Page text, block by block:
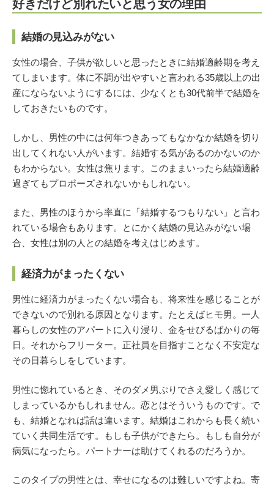
好きだけど別れたいと思う女の理由
結婚の見込みがない
女性の場合、子供が欲しいと思ったときに結婚適齢期を考え
てしまいます。体に不調が出やすいと言われる35歳以上の出
産にならないようにするには、少なくとも30代前半で結婚を
しておきたいものです。
しかし、男性の中には何年つきあってもなかなか結婚を切り
出してくれない人がいます。結婚する気があるのかないのか
もわからない。女性は焦ります。このままいったら結婚適齢
過ぎてもプロポーズされないかもしれない。
また、男性のほうから率直に「結婚するつもりない」と言わ
れている場合もあります。とにかく結婚の見込みがない場
合、女性は別の人との結婚を考えはじめます。
経済力がまったくない
男性に経済力がまったくない場合も、将来性を感じることが
できないので別れる原因となります。たとえばヒモ男。一人
暮らしの女性のアパートに入り浸り、金をせびるばかりの毎
日。それからフリーター。正社員を目指すことなく不安定な
その日暮らしをしています。
男性に惚れているとき、そのダメ男ぶりでさえ愛しく感じて
しまっているかもしれません。恋とはそういうものです。で
も、結婚となれば話は違います。結婚はこれからも長く続い
ていく共同生活です。もしも子供ができたら。もしも自分が
病気になったら。パートナーは助けてくれるのだろうか。
このタイプの男性とは、幸せになるのは難しいですよね。寄